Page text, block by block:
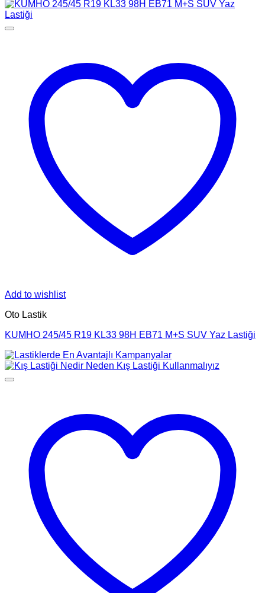
Add to wishlist
Oto Lastik
KUMHO 245/45 R19 KL33 98H EB71 M+S SUV Yaz Lastiği